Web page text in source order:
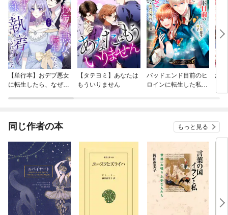
【単行本】おデブ悪女
に転生したら、なぜか
【タテヨミ】あなたは
もういりません
バッドエンド目前のヒ
ロインに転生した私、
結
同じ作者の本 もっと見る